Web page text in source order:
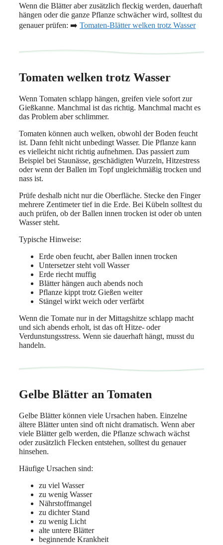
Wenn die Blätter aber zusätzlich fleckig werden, dauerhaft
hängen oder die ganze Pflanze schwächer wird, solltest du
genauer prüfen: ➡️ Tomaten-Blätter welken trotz Wasser
Tomaten welken trotz Wasser
Wenn Tomaten schlapp hängen, greifen viele sofort zur
Gießkanne. Manchmal ist das richtig. Manchmal macht es
das Problem aber schlimmer.
Tomaten können auch welken, obwohl der Boden feucht
ist. Dann fehlt nicht unbedingt Wasser. Die Pflanze kann
es vielleicht nicht richtig aufnehmen. Das passiert zum
Beispiel bei Staunässe, geschädigten Wurzeln, Hitzestress
oder wenn der Ballen im Topf ungleichmäßig trocken und
nass ist.
Prüfe deshalb nicht nur die Oberfläche. Stecke den Finger
mehrere Zentimeter tief in die Erde. Bei Kübeln solltest du
auch prüfen, ob der Ballen innen trocken ist oder ob unten
Wasser steht.
Typische Hinweise:
Erde oben feucht, aber Ballen innen trocken
Untersetzer steht voll Wasser
Erde riecht muffig
Blätter hängen auch abends noch
Pflanze kippt trotz Gießen weiter
Stängel wirkt weich oder verfärbt
Wenn die Tomate nur in der Mittagshitze schlapp macht
und sich abends erholt, ist das oft Hitze- oder
Verdunstungsstress. Wenn sie dauerhaft hängt, musst du
handeln.
Gelbe Blätter an Tomaten
Gelbe Blätter können viele Ursachen haben. Einzelne
ältere Blätter unten sind oft nicht dramatisch. Wenn aber
viele Blätter gelb werden, die Pflanze schwach wächst
oder zusätzlich Flecken entstehen, solltest du genauer
hinsehen.
Häufige Ursachen sind:
zu viel Wasser
zu wenig Wasser
Nährstoffmangel
zu dichter Stand
zu wenig Licht
alte untere Blätter
beginnende Krankheit